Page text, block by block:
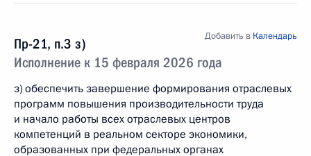
Пр-21, п.3 з)
Исполнение к 15 февраля 2026 года
Добавить в Календарь
з) обеспечить завершение формирования отраслевых
программ повышения производительности труда
и начало работы всех отраслевых центров
компетенций в реальном секторе экономики,
образованных при федеральных органах